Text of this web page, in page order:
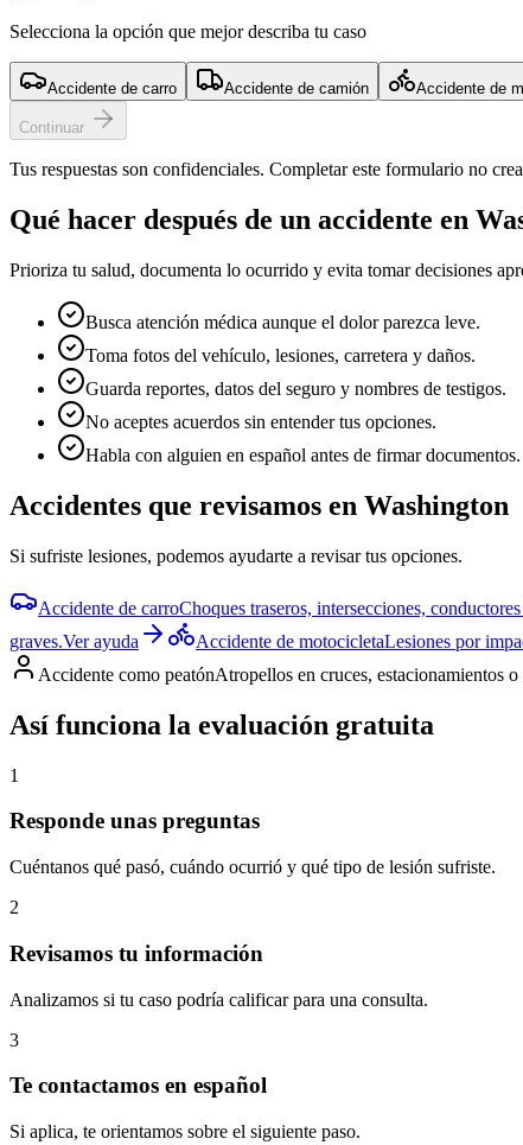
Selecciona la opción que mejor describa tu caso
Accidente de carro Accidente de camión Accidente de
Continuar
Tus respuestas son confidenciales. Completar este formulario no
Qué hacer después de un accidente en
Prioriza tu salud, documenta lo ocurrido y evita tomar decisiones
Busca atención médica aunque el dolor parezca leve.
Toma fotos del vehículo, lesiones, carretera y daños.
Guarda reportes, datos del seguro y nombres de testigos.
No aceptes acuerdos sin entender tus opciones.
Habla con alguien en español antes de firmar documentos.
Accidentes que revisamos en Washington
Si sufriste lesiones, podemos ayudarte a revisar tus opciones.
Accidente de carroChoques traseros, intersecciones,
graves.Ver ayuda Accidente de motocicletaLesiones por
Accidente como peatónAtropellos en cruces, estacionamientos o
Así funciona la evaluación gratuita
1
Responde unas preguntas
Cuéntanos qué pasó, cuándo ocurrió y qué tipo de lesión sufriste.
2
Revisamos tu información
Analizamos si tu caso podría calificar para una consulta.
3
Te contactamos en español
Si aplica, te orientamos sobre el siguiente paso.